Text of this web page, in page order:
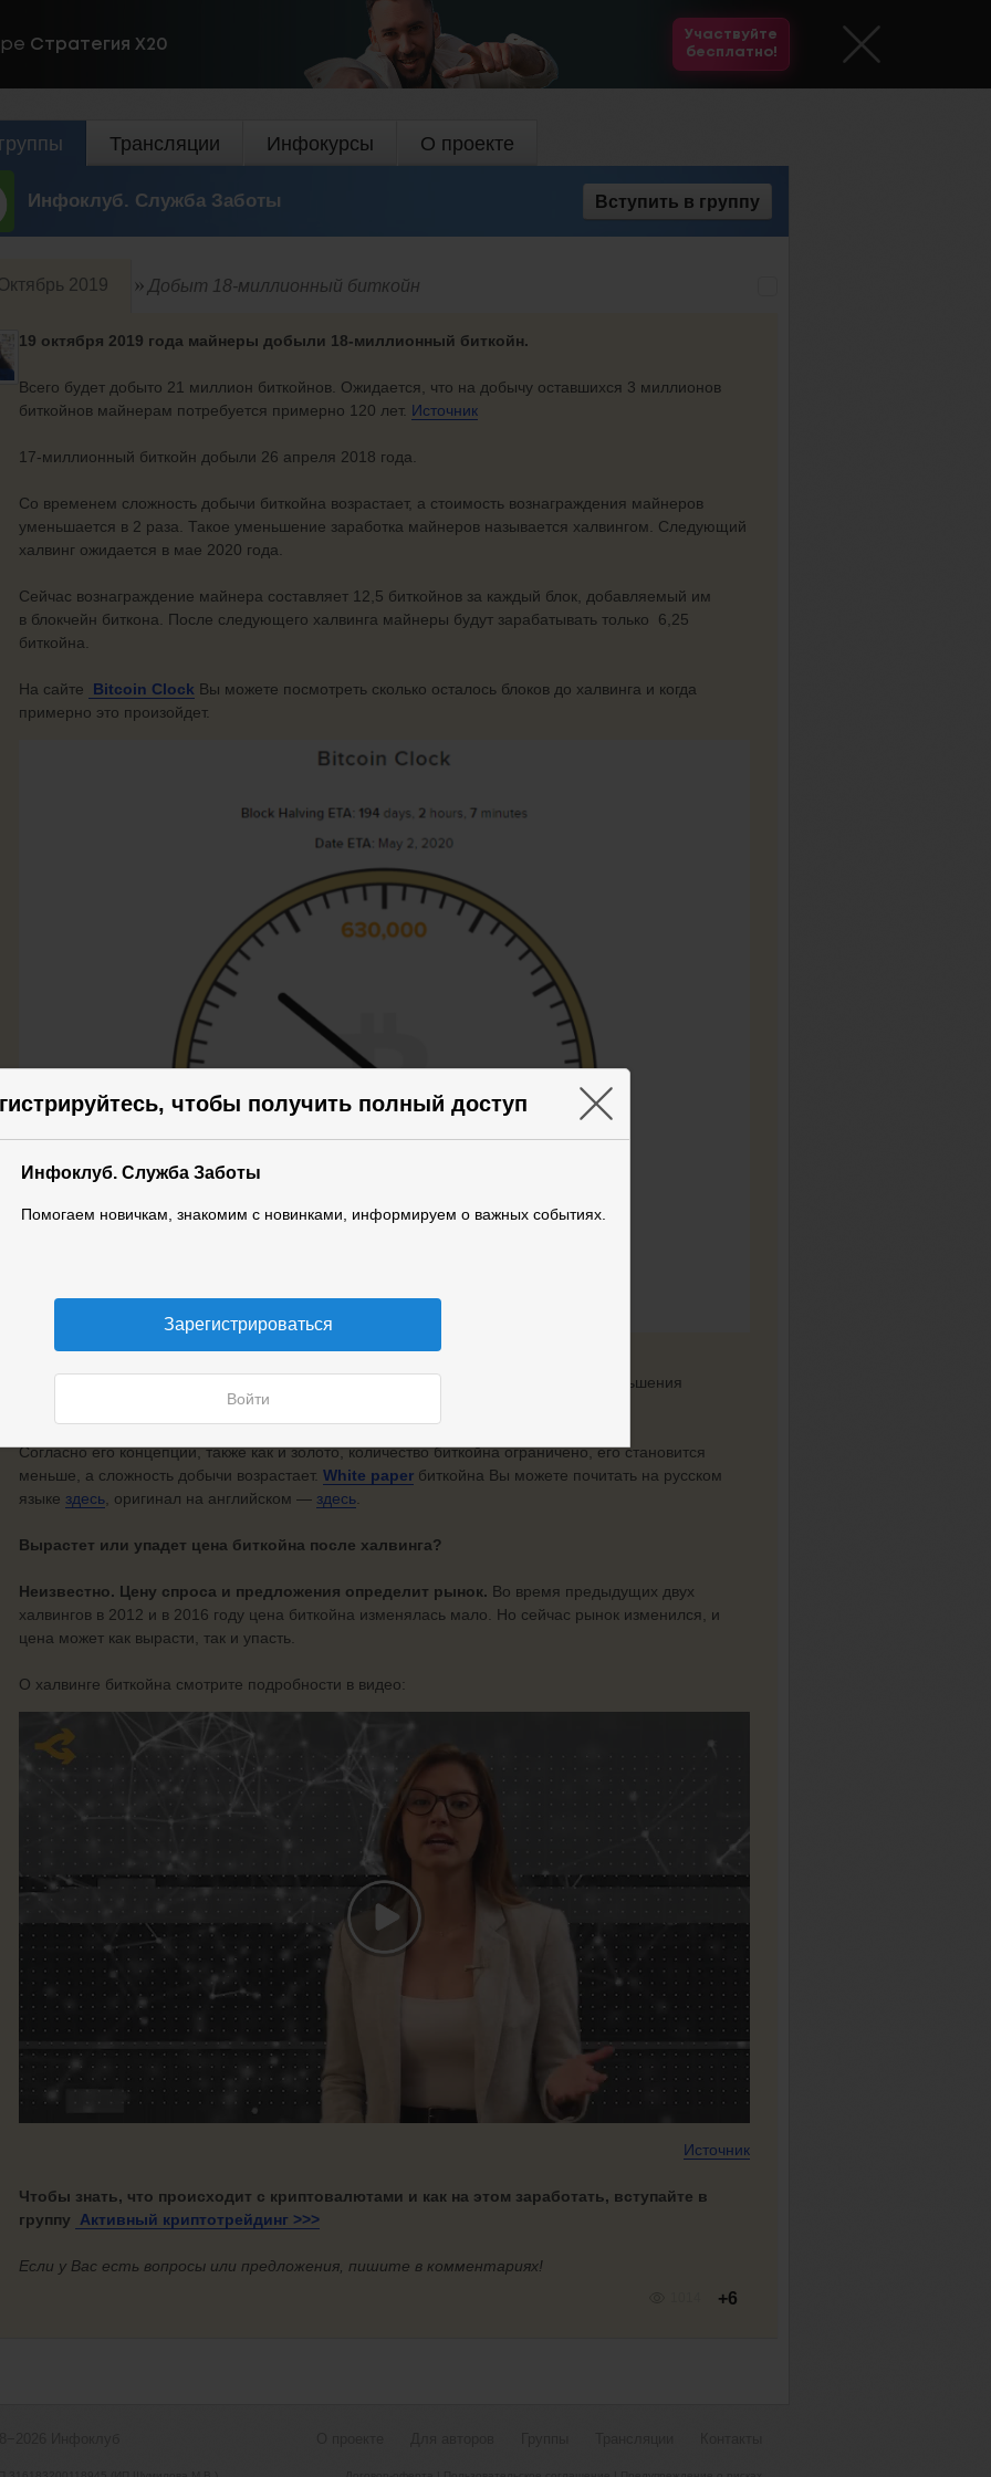
чтобы получить полный доступ
Инфоклуб. Служба Заботы
Помогаем новичкам, знакомим с новинками, информируем о важных событиях.
Зарегистрироваться
Войти
×
Стратегия Х20
Участвуйте
бесплатно!
Трансляции Инфокурсы О проекте
Инфоклуб. Служба Заботы Вступить в группу
2019 Добыт 18-миллионный биткойн
19 октября 2019 года майнеры добыли 18-миллионный биткойн.
Всего будет добыто 21 миллион биткойнов. Ожидается, что на добычу оставшихся 3 миллионов
биткойнов майнерам потребуется примерно 120 лет. Источник
17-миллионный биткойн добыли 26 апреля 2018 года.
Со временем сложность добычи биткойна возрастает, а стоимость вознаграждения майнеров
уменьшается в 2 раза. Такое уменьшение заработка майнеров называется халвингом. Следующий
халвинг ожидается в мае 2020 года.
Сейчас вознаграждение майнера составляет 12,5 биткойнов за каждый блок, добавляемый им
в блокчейн биткона. После следующего халвинга майнеры будут зарабатывать только 6,25
биткойна.
На сайте Bitcoin Clock Вы можете посмотреть сколько осталось блоков до халвинга и когда
примерно это произойдет.
Халвинг биткойна был придуман создателем биткойна Сатоши Накамото для уменьшения
инфляции, чтобы поддерживать стоимость биткойна.
Согласно его концепции, также как и золото, количество биткойна ограничено, его становится
меньше, а сложность добычи возрастает. White paper биткойна Вы можете почитать на русском
языке здесь, оригинал на английском — здесь.
Вырастет или упадет цена биткойна после халвинга?
Неизвестно. Цену спроса и предложения определит рынок. Во время предыдущих двух
халвингов в 2012 и в 2016 году цена биткойна изменялась мало. Но сейчас рынок изменился, и
цена может как вырасти, так и упасть.
О халвинге биткойна смотрите подробности в видео:
Источник
Чтобы знать, что происходит с криптовалютами и как на этом заработать, вступайте в
группу Активный криптотрейдинг >>>
Если у Вас есть вопросы или предложения, пишите в комментариях!
+6